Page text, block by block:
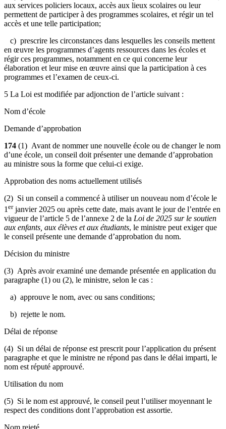
aux services policiers locaux, accès aux lieux scolaires ou leur
permettent de participer à des programmes scolaires, et régir un tel
accès et une telle participation;
c) prescrire les circonstances dans lesquelles les conseils mettent
en œuvre les programmes d’agents ressources dans les écoles et
régir ces programmes, notamment en ce qui concerne leur
élaboration et leur mise en œuvre ainsi que la participation à ces
programmes et l’examen de ceux-ci.
5 La Loi est modifiée par adjonction de l’article suivant :
Nom d’école
Demande d’approbation
174 (1) Avant de nommer une nouvelle école ou de changer le nom
d’une école, un conseil doit présenter une demande d’approbation
au ministre sous la forme que celui-ci exige.
Approbation des noms actuellement utilisés
(2) Si un conseil a commencé à utiliser un nouveau nom d’école le
1 erjanvier 2025 ou après cette date, mais avant le jour de l’entrée en
vigueur de l’article 5 de l’annexe 2 de la Loi de 2025 sur le soutien
aux enfants, aux élèves et aux étudiants, le ministre peut exiger que
le conseil présente une demande d’approbation du nom.
Décision du ministre
(3) Après avoir examiné une demande présentée en application du
paragraphe (1) ou (2), le ministre, selon le cas :
a) approuve le nom, avec ou sans conditions;
b) rejette le nom.
Délai de réponse
(4) Si un délai de réponse est prescrit pour l’application du présent
paragraphe et que le ministre ne répond pas dans le délai imparti, le
nom est réputé approuvé.
Utilisation du nom
(5) Si le nom est approuvé, le conseil peut l’utiliser moyennant le
respect des conditions dont l’approbation est assortie.